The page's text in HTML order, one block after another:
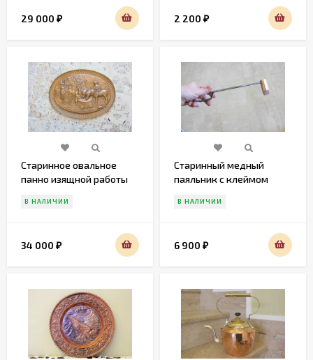
29 000 ₽ 2 200 ₽
Старинное овальное
панно изящной работы
В НАЛИЧИИ
34 000 ₽
Старинный медный
паяльник с клеймом
В НАЛИЧИИ
6 900 ₽